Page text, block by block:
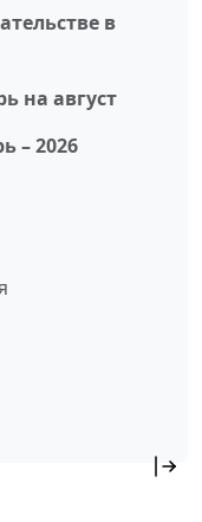
в
на август
– 2026